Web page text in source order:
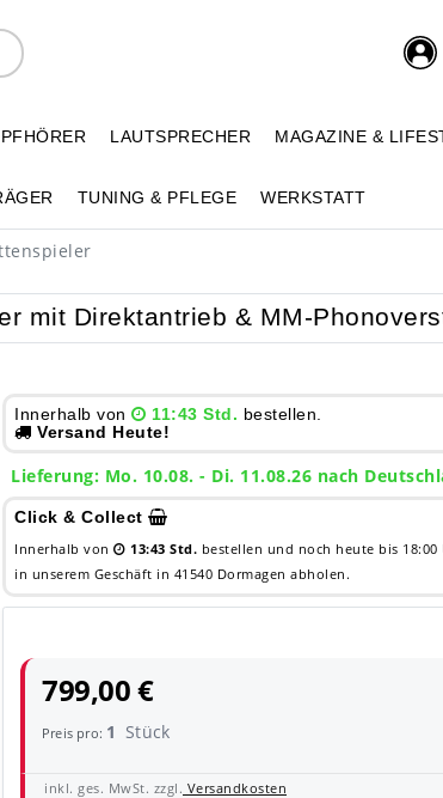
LAUTSPRECHER MAGAZINE &
TUNING & PFLEGE WERKSTATT
mit Direktantrieb & MM-
Innerhalb von 11:43 Std. bestellen.
Versand Heute!
Lieferung: Mo. 10.08. - Di. 11.08.26 nach
Click & Collect
Innerhalb von 13:43 Std. bestellen und noch heute bis 18:00
in unserem Geschäft in 41540 Dormagen abholen.
799,00 €
Preis pro: 1 Stück
inkl. ges. MwSt. zzgl. Versandkosten